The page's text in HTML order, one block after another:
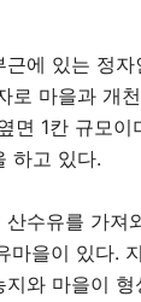
에 있는 정
로 마을과 개
면 1칸 규모
하고 있다.
수유를 가져
마을이 있다.
와 마을이